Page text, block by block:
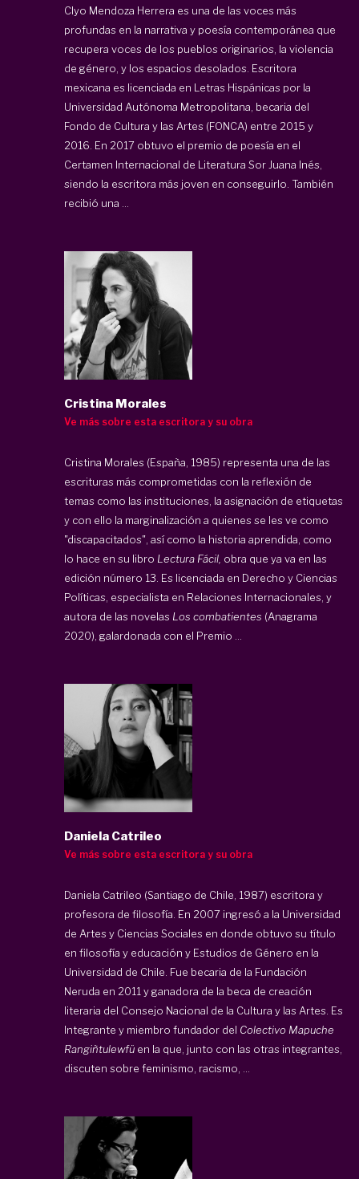
Clyo Mendoza Herrera es una de las voces más
profundas en la narrativa y poesía contemporánea que
recupera voces de los pueblos originarios, la violencia
de género, y los espacios desolados. Escritora
mexicana es licenciada en Letras Hispánicas por la
Universidad Autónoma Metropolitana, becaria del
Fondo de Cultura y las Artes (FONCA) entre 2015 y
2016. En 2017 obtuvo el premio de poesía en el
Certamen Internacional de Literatura Sor Juana Inés,
siendo la escritora más joven en conseguirlo. También
recibió una ...
Cristina Morales
Ve más sobre esta escritora y su obra
Cristina Morales (España, 1985) representa una de las
escrituras más comprometidas con la reflexión de
temas como las instituciones, la asignación de etiquetas
y con ello la marginalización a quienes se les ve como
"discapacitados", así como la historia aprendida, como
lo hace en su libro Lectura Fácil, obra que ya va en las
edición número 13. Es licenciada en Derecho y Ciencias
Políticas, especialista en Relaciones Internacionales, y
autora de las novelas Los combatientes (Anagrama
2020), galardonada con el Premio ...
Daniela Catrileo
Ve más sobre esta escritora y su obra
Daniela Catrileo (Santiago de Chile, 1987) escritora y
profesora de filosofía. En 2007 ingresó a la Universidad
de Artes y Ciencias Sociales en donde obtuvo su título
en filosofía y educación y Estudios de Género en la
Universidad de Chile. Fue becaria de la Fundación
Neruda en 2011 y ganadora de la beca de creación
literaria del Consejo Nacional de la Cultura y las Artes. Es
Integrante y miembro fundador del Colectivo Mapuche
Rangiñtulewfü en la que, junto con las otras integrantes,
discuten sobre feminismo, racismo, ...